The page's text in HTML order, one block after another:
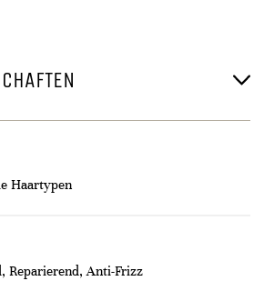
Haartypen
Reparierend, Anti-Frizz